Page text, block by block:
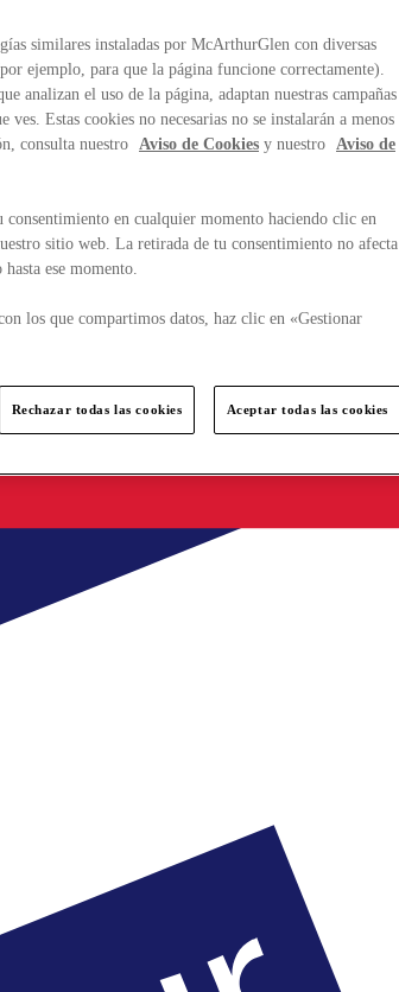
similares instaladas por McArthurGlen con diversas
ejemplo, para que la página funcione correctamente).
analizan el uso de la página, adaptan nuestras campañas
Estas cookies no necesarias no se instalarán a menos
consulta nuestro Aviso de Cookies y nuestro Aviso de
en cualquier momento haciendo clic en
sitio web. La retirada de tu consentimiento no afecta
ese momento.
los que compartimos datos, haz clic en «Gestionar
Rechazar todas las cookies Aceptar todas las cookies